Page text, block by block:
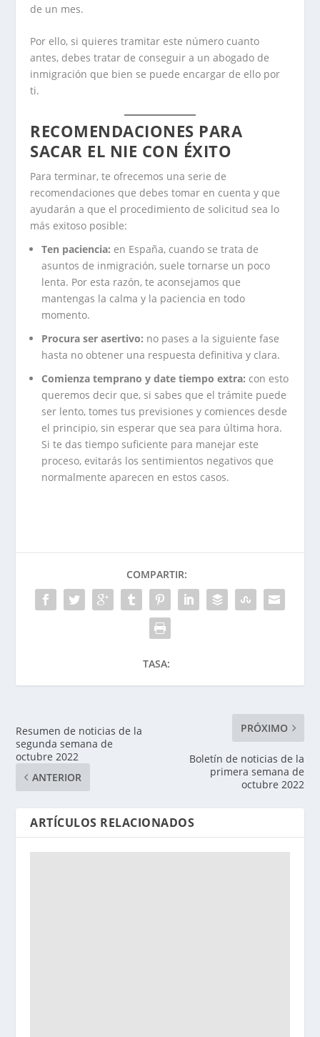
de un mes.
Por ello, si quieres tramitar este número cuanto
antes, debes tratar de conseguir a un abogado de
inmigración que bien se puede encargar de ello por
ti.
RECOMENDACIONES PARA
SACAR EL NIE CON ÉXITO
Para terminar, te ofrecemos una serie de
recomendaciones que debes tomar en cuenta y que
ayudarán a que el procedimiento de solicitud sea lo
más exitoso posible:
Ten paciencia: en España, cuando se trata de
asuntos de inmigración, suele tornarse un poco
lenta. Por esta razón, te aconsejamos que
mantengas la calma y la paciencia en todo
momento.
Procura ser asertivo: no pases a la siguiente fase
hasta no obtener una respuesta definitiva y clara.
Comienza temprano y date tiempo extra: con esto
queremos decir que, si sabes que el trámite puede
ser lento, tomes tus previsiones y comiences desde
el principio, sin esperar que sea para última hora.
Si te das tiempo suficiente para manejar este
proceso, evitarás los sentimientos negativos que
normalmente aparecen en estos casos.
COMPARTIR:
TASA:
Resumen de noticias de la
segunda semana de
octubre 2022
ANTERIOR
PRÓXIMO
Boletín de noticias de la
primera semana de
octubre 2022
ARTÍCULOS RELACIONADOS